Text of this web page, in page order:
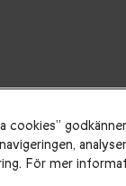
cookies”
För mer